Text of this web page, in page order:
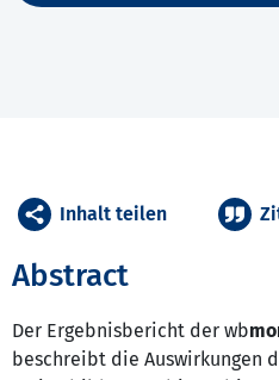
Abstract
Der Ergebnisbericht der wb
beschreibt die Auswirkungen
Inhalt teilen